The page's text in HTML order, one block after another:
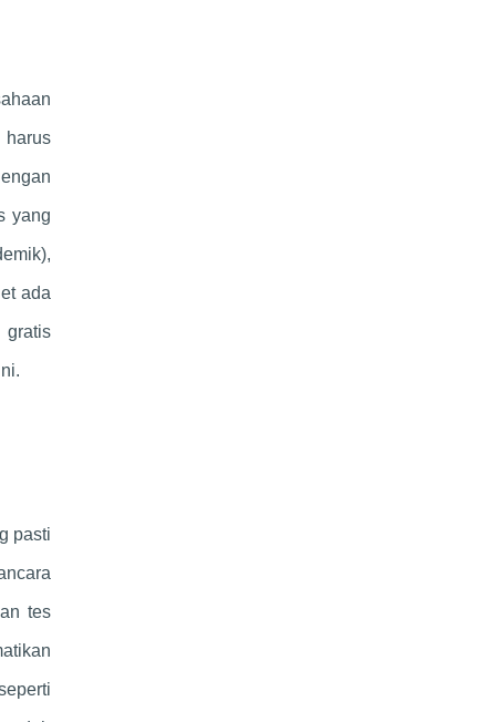
harus
yang
ada
gratis
pasti
tes